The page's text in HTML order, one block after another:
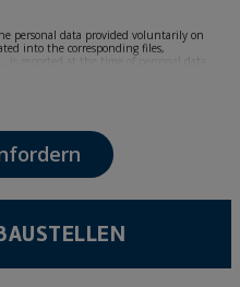
personal data provided voluntarily on
into the corresponding files,
is reported at the time of personal data
or question, established
and shall be treated with the utmost
provided for the General
are strongly advised not to send high-
done so under your sole responsibility.
Data Protection Regulation